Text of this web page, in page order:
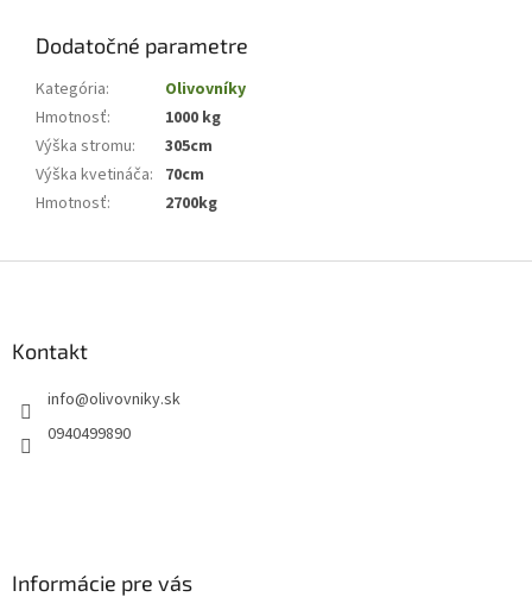
Dodatočné parametre
Kategória:
Olivovníky
Hmotnosť:
1000 kg
Výška stromu:
305cm
Výška kvetináča: 70cm
Hmotnosť: 2700kg
Kontakt
info@olivovniky.sk
0940499890
Informácie pre vás